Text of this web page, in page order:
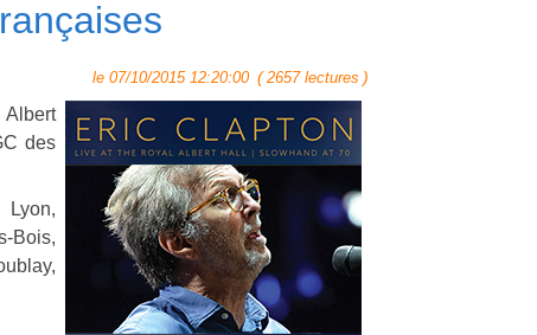
le 07/10/2015 12:20:00 ( 2657 lectures )
Albert
des
Bois,